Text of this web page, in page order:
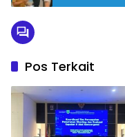
Pos Terkait